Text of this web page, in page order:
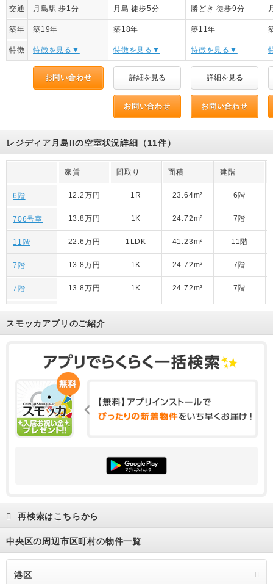
交通 月島駅 歩1分 月島 徒歩5分 勝どき 徒歩9分
築年 築19年 築18年 築11年
特徴 特徴を見る▼ 特徴を見る▼ 特徴を見る▼
お問い合わせ 詳細を見る 詳細を見る
お問い合わせ お問い合わせ
レジディア月島IIの空室状況詳細（11件）
家賃 間取り 面積 建階
6階 12.2万円 1R 23.64m² 6階
706号室 13.8万円 1K 24.72m² 7階
11階 22.6万円 1LDK 41.23m² 11階
7階 13.8万円 1K 24.72m² 7階
7階 13.8万円 1K 24.72m² 7階
12階 21.9万円 1LDK 42.24m² 12階
12.2万円 1R 25.74m² 6階
13.8万円
6階 12.2万円 1K 23.64m²
610号室 12.2万円
スモッカアプリのご紹介
再検索はこちらから
中央区の周辺市区町村の物件一覧
港区